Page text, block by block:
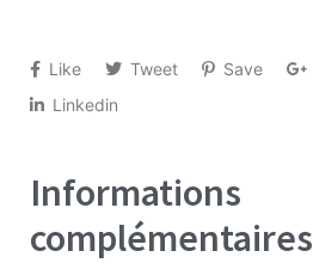
Like Tweet Save
Linkedin
Informations
complémentaires